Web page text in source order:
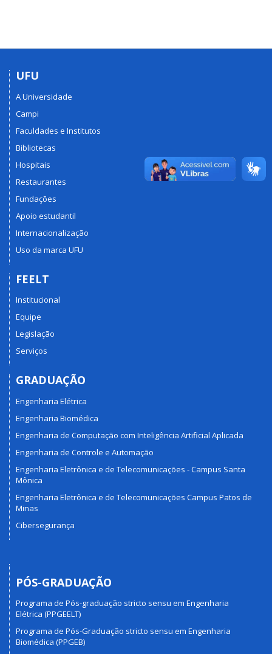
UFU
A Universidade
Campi
Faculdades e Institutos
Bibliotecas
Hospitais
Restaurantes
Fundações
Apoio estudantil
Internacionalização
Uso da marca UFU
FEELT
Institucional
Equipe
Legislação
Serviços
GRADUAÇÃO
Engenharia Elétrica
Engenharia Biomédica
Engenharia de Computação com Inteligência Artificial Aplicada
Engenharia de Controle e Automação
Engenharia Eletrônica e de Telecomunicações - Campus Santa
Mônica
Engenharia Eletrônica e de Telecomunicações Campus Patos de
Minas
Cibersegurança
PÓS-GRADUAÇÃO
Programa de Pós-graduação stricto sensu em Engenharia
Elétrica (PPGEELT)
Programa de Pós-Graduação stricto sensu em Engenharia
Biomédica (PPGEB)